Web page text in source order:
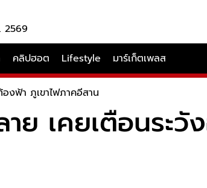
2569
คลิปฮอต Lifestyle มาร์เก็ตเพลส
งฟ้า ภูเขาไฟภาคอีสาน
ย เคยเตือนระวั